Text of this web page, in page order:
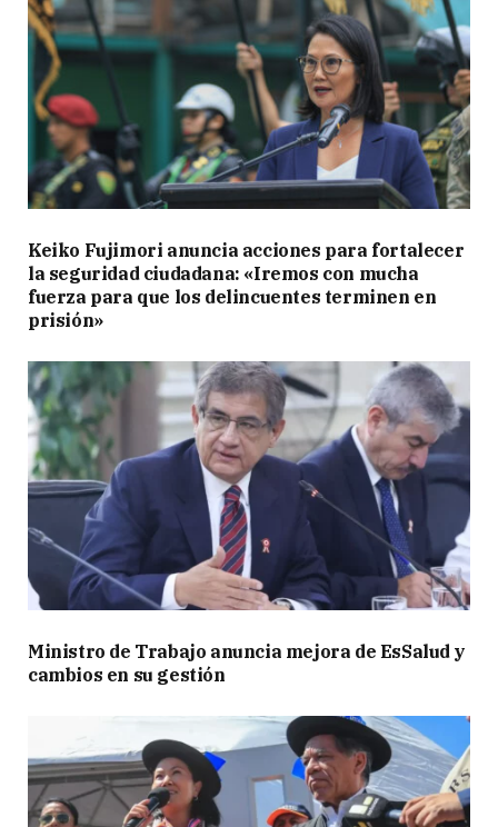
Keiko Fujimori anuncia acciones para fortalecer
la seguridad ciudadana: «Iremos con mucha
fuerza para que los delincuentes terminen en
prisión»
Ministro de Trabajo anuncia mejora de EsSalud y
cambios en su gestión